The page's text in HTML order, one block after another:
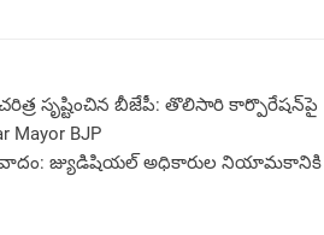
సృష్టించిన బీజేపీ: తొలిసారి కార్పొరేషన్‌పై
BJP
జ్యుడిషియల్‌ అధికారుల నియామకానికి